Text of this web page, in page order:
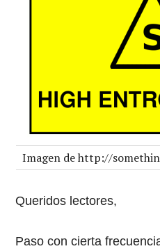
Imagen de http://
Queridos lectores,
Paso con cierta